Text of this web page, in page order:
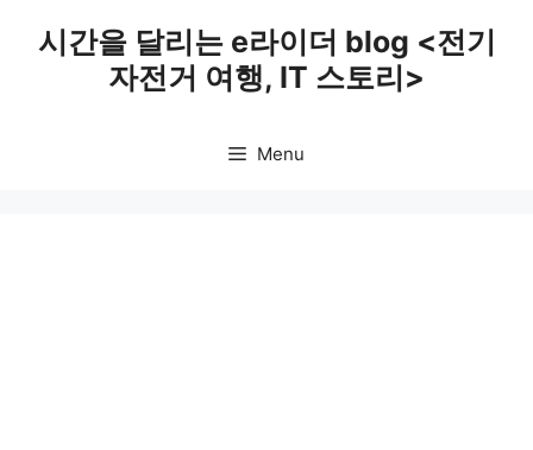
시간을 달리는 e라이더 blog <전기
자전거 여행, IT 스토리>
Menu